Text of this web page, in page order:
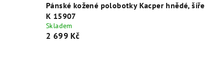
Pánské kožené polobotky Kacper hnědé, šíře
K 15907
Skladem
2 699 Kč